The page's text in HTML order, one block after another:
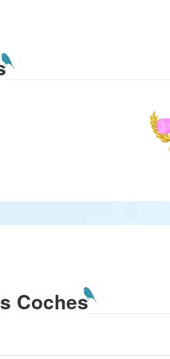
Coches